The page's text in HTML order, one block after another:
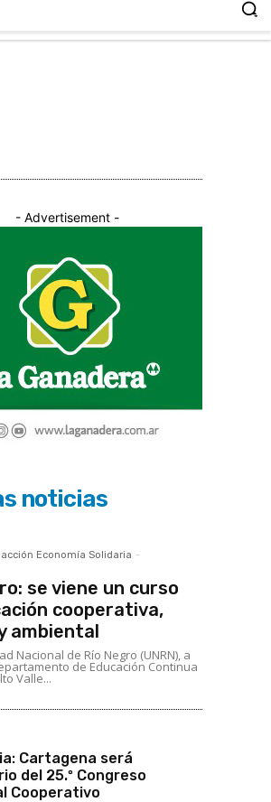
- Advertisement -
noticias
Economía Solidaria -
se viene un curso
cooperativa,
ambiental
Nacional de Río Negro (UNRN), a
de Educación Continua
Valle...
Cartagena será
del 25.º Congreso
Cooperativo